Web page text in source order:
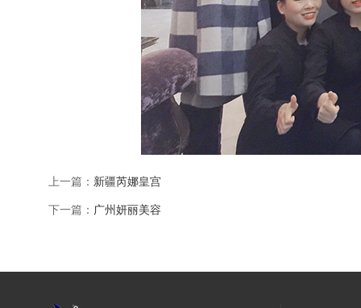
上一篇： 新疆芮娜皇宫
下一篇： 广州妍丽美容